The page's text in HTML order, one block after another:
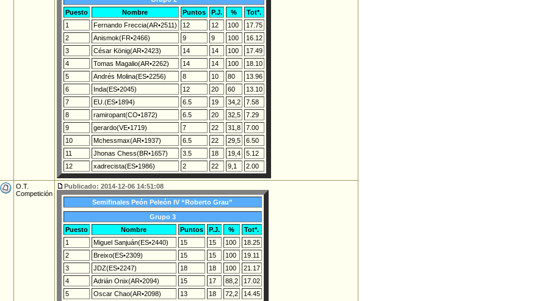
Puesto
Nombre Puntos P.J. %
Tot*.
1
Fernando Freccia(AR•2511) 12 12 100
17.75
2
Anismok(FR•2466) 9 9 100
16.12
3
César König(AR•2423) 14 14 100
17.49
4
Tomas Magalio(AR•2262) 14 14 100
18.10
5
Andrés Molina(ES•2256) 8 10 80
13.96
6
Inda(ES•2045) 12 20 60
13.10
7
EU.(ES•1894) 6.5 19 34,2
7.58
8
ramiropant(CO•1872) 6.5 20 32,5
7.29
9
gerardo(VE•1719) 7 22 31,8
7.00
10
Mchessmax(AR•1937) 6.5 22 29,5
6.50
11
Jhonas Chess(BR•1657) 3.5 18 19,4
5.12
12
xadrecista(ES•1986) 2 22 9,1 2.00
O.T.
Competición
Publicado: 2014-12-06 14:51:08
Semifinales Peón Peleón IV “Roberto Grau”
Grupo 3
Puesto
Nombre Puntos P.J. %
Tot*.
1
Miguel Sanjuán(ES•2440) 15 15 100
18.25
2
Breixo(ES•2309) 15 15 100
19.11
3
JDZ(ES•2247) 18 18 100
21.17
4
Adrián Onix(AR•2094) 15 17 88,2
17.02
5
Oscar Chao(AR•2098) 13 18 72,2
14.45